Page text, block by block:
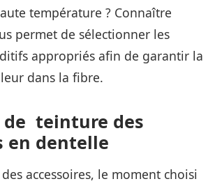
température ? Connaître
permet de sélectionner les
appropriés afin de garantir la
dans la fibre.
teinture des
en dentelle
accessoires, le moment choisi